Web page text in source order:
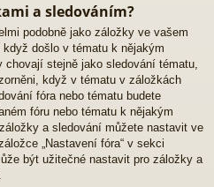
a sledováním?
podobně jako záložky ve vašem
došlo v tématu k nějakým
stejně jako sledování tématu,
když v tématu v záložkách
fóra nebo tématu budete
fóru nebo tématu k nějakým
a sledování můžete nastavit ve
„Nastavení fóra“ v sekci
být užitečné nastavit pro záložky a